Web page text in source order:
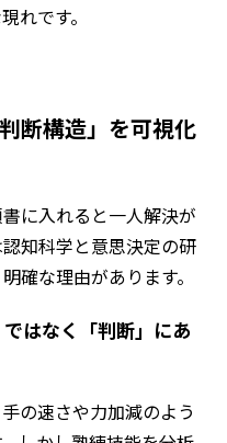
れです。
断構造」を可視化
に入れると一人解決が
知科学と意思決定の研
確な理由があります。
はなく「判断」にあ
の速さや力加減のよう